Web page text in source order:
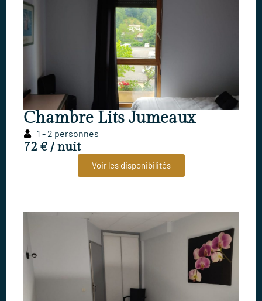
Chambre Lits Jumeaux
1 - 2 personnes
72 € / nuit
Voir les disponibilités